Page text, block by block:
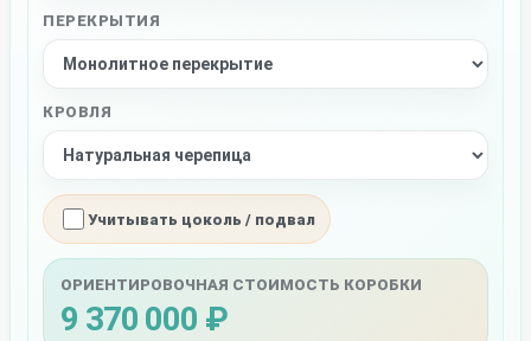
ПЕРЕКРЫТИЯ
КРОВЛЯ
Учитывать цоколь / подвал
ОРИЕНТИРОВОЧНАЯ СТОИМОСТЬ КОРОБКИ
9 370 000 ₽